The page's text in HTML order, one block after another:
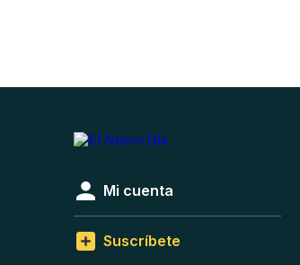
Mi cuenta
Suscríbete